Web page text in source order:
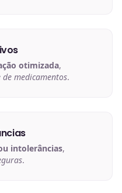
otimizada,
medicamentos.
intolerâncias,
.